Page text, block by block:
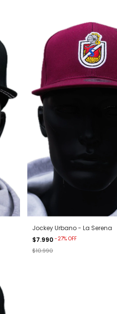
Jockey Urbano - La Serena
$7.990 -27% OFF
$10.990